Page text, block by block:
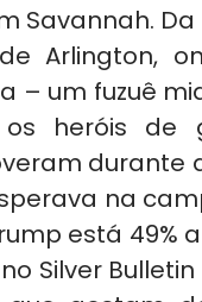
Savannah.
Arlington,
– um fuzuê
os heróis de
durante
na
está 49% a
Silver